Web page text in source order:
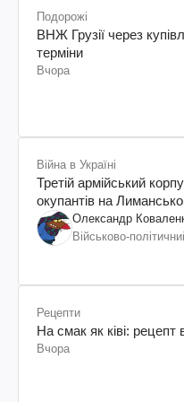
Подорожі
ВНЖ Грузії через
терміни
Вчора
Війна в Україні
Третій армійський
окупантів на
дискомфорт: як це
Олександр
Військово-
Рецепти
На смак як ківі: рецепт
Вчора